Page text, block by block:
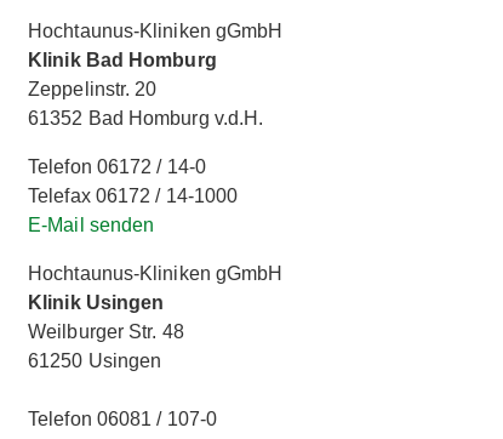
Hochtaunus-Kliniken gGmbH
Klinik Bad Homburg
Zeppelinstr. 20
61352 Bad Homburg v.d.H.
Telefon 06172 / 14-0
Telefax 06172 / 14-1000
E-Mail senden
Hochtaunus-Kliniken gGmbH
Klinik Usingen
Weilburger Str. 48
61250 Usingen
Telefon 06081 / 107-0